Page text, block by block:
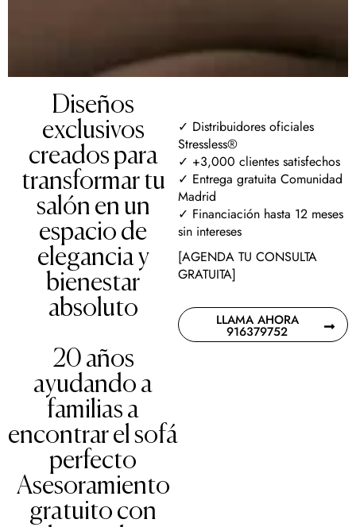
Diseños
exclusivos
creados para
transformar tu
salón en un
espacio de
elegancia y
bienestar
absoluto
20 años
ayudando a
familias a
encontrar el sofá
perfecto
Asesoramiento
gratuito con
✓ Distribuidores oficiales
Stressless®
✓ +3,000 clientes satisfechos
✓ Entrega gratuita Comunidad
Madrid
✓ Financiación hasta 12 meses
sin intereses
[AGENDA TU CONSULTA
GRATUITA]
LLAMA AHORA
916379752